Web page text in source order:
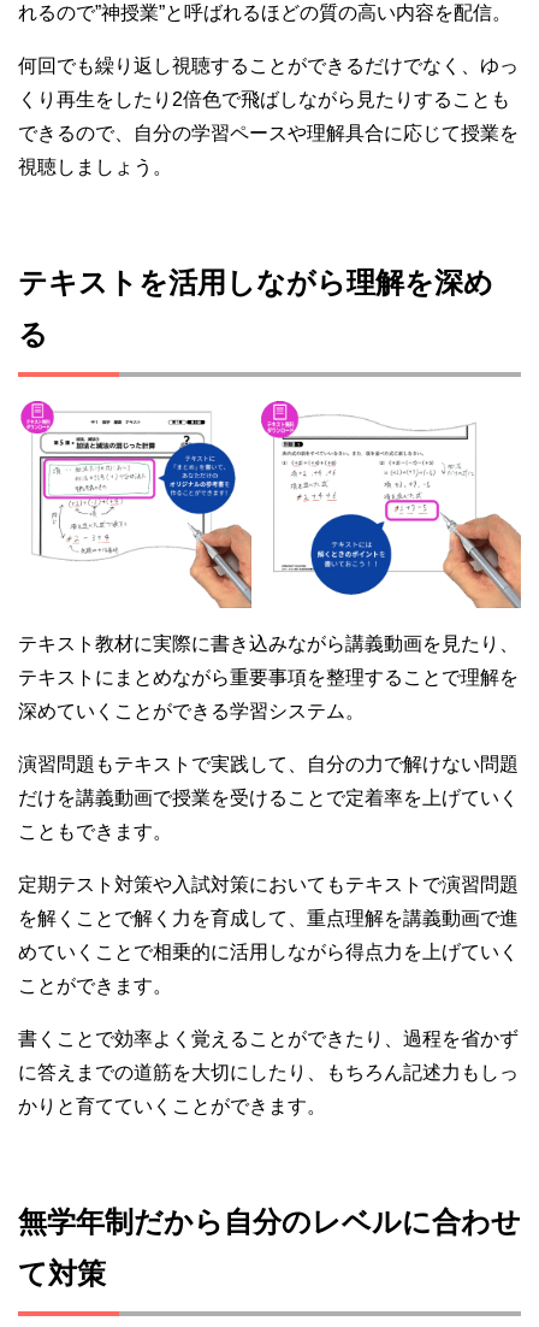
れるので”神授業”と呼ばれるほどの質の高い内容を配信。
何回でも繰り返し視聴することができるだけでなく、ゆっ
くり再生をしたり2倍色で飛ばしながら見たりすることも
できるので、自分の学習ペースや理解具合に応じて授業を
視聴しましょう。
テキストを活用しながら理解を深め
る
テキスト教材に実際に書き込みながら講義動画を見たり、
テキストにまとめながら重要事項を整理することで理解を
深めていくことができる学習システム。
演習問題もテキストで実践して、自分の力で解けない問題
だけを講義動画で授業を受けることで定着率を上げていく
こともできます。
定期テスト対策や入試対策においてもテキストで演習問題
を解くことで解く力を育成して、重点理解を講義動画で進
めていくことで相乗的に活用しながら得点力を上げていく
ことができます。
書くことで効率よく覚えることができたり、過程を省かず
に答えまでの道筋を大切にしたり、もちろん記述力もしっ
かりと育てていくことができます。
無学年制だから自分のレベルに合わせ
て対策